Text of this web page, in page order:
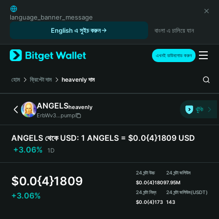
English
日本語
Русский
Español (Latinoamérica)
Türkçe
Italiano
Deutsch
简体中文
繁體中文
Português (Portugal)
Bahasa Indonesia
Español
language_banner_message
English এ সুইচ করুন
বাংলা এ চালিয়ে যান
এখনই ডাউনলোড করুন
হোম ক্রিপ্টো দাম heavenly দাম
ANGELSheavenly
ErbWv3...pump
ঝুঁকি
ANGELS থেকে USD: 1 ANGELS = $0.0{4}1809 USD
+3.06%
1D
$0.0{4}1809
+3.06%
24 ঘন্টা উচ্চ
$0.0{4}1809
24 ঘন্টা নিম্ন
$0.0{4}173
24 ঘন্টা ভলিউম
7.95M
24 ঘন্টা ভলিউম(USDT)
143